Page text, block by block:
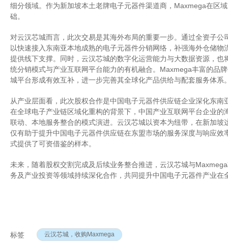
细分领域。作为新加坡本土老牌电子元器件渠道商，Maxmega在区
础。
对云汉芯城而言，此次交易是其海外布局的重要一步。通过全资子
以快速接入东南亚本地成熟的电子元器件分销网络，补强海外仓储
提供线下支撑。同时，云汉芯城的数字化运营能力与大数据资源，
统分销模式与产业互联网平台能力的有机融合。Maxmega丰富的品
城平台形成有效互补，进一步完善其全球化产品供给与配套服务体系
从产业层面看，此次股权合作是中国电子元器件供应链企业深化东
在全球电子产业链区域化重构的背景下，中国产业互联网平台企业
联动、本地服务整合的模式演进。云汉芯城以资本为纽带，在新加
仅有助于提升中国电子元器件供应链在东盟市场的服务深度与响应
式提供了可资借鉴的样本。
未来，随着股权交割完成及后续业务整合推进，云汉芯城与
务及产业投资等领域持续深化合作，共同提升中国电子元器件产业在
标签 云汉芯城，收购Maxmega